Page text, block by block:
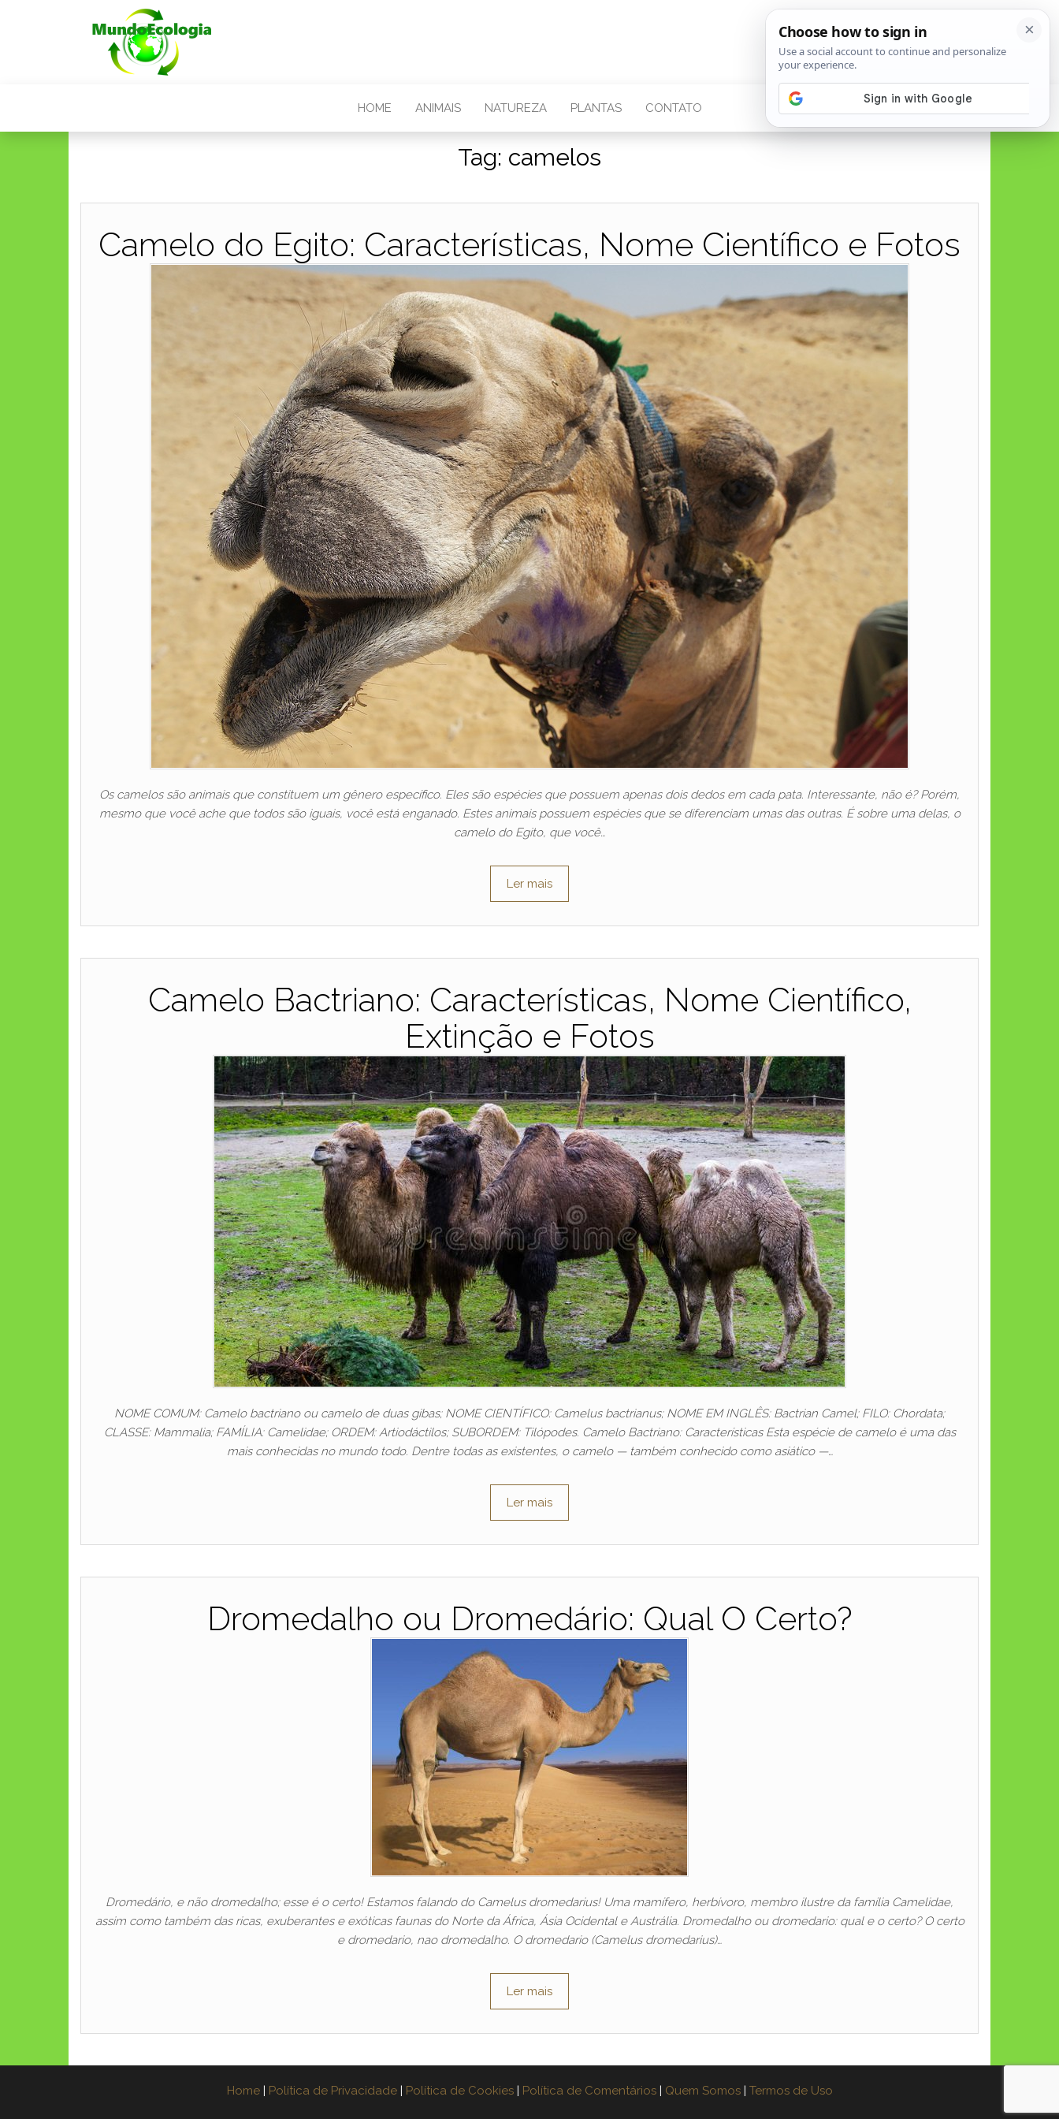
HOME ANIMAIS NATUREZA PLANTAS CONTATO
Tag: camelos
Camelo do Egito: Características, Nome Científico e Fotos
Os camelos são animais que constituem um gênero específico. Eles são espécies que possuem apenas dois dedos em cada pata. Interessante, não é? Porém,
mesmo que você ache que todos são iguais, você está enganado. Estes animais possuem espécies que se diferenciam umas das outras. É sobre uma delas, o
camelo do Egito, que você…
Ler mais
Camelo Bactriano: Características, Nome Científico,
Extinção e Fotos
NOME COMUM: Camelo bactriano ou camelo de duas gibas; NOME CIENTÍFICO: Camelus bactrianus; NOME EM INGLÊS: Bactrian Camel; FILO: Chordata;
CLASSE: Mammalia; FAMÍLIA: Camelidae; ORDEM: Artiodáctilos; SUBORDEM: Tilópodes. Camelo Bactriano: Características Esta espécie de camelo é uma das
mais conhecidas no mundo todo. Dentre todas as existentes, o camelo — também conhecido como asiático —…
Ler mais
Dromedalho ou Dromedário: Qual O Certo?
Dromedário, e não dromedalho; esse é o certo! Estamos falando do Camelus dromedarius! Uma mamífero, herbívoro, membro ilustre da família Camelidae,
assim como também das ricas, exuberantes e exóticas faunas do Norte da África, Ásia Ocidental e Austrália. Dromedalho ou dromedario: qual e o certo? O certo
e dromedario, nao dromedalho. O dromedario (Camelus dromedarius)…
Ler mais
Home | Política de Privacidade | Política de Cookies | Política de Comentários | Quem Somos | Termos de Uso